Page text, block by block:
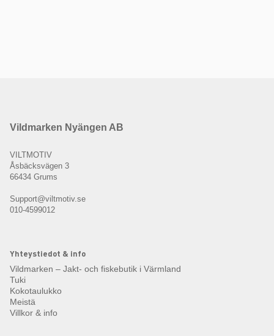
Vildmarken Nyängen AB
VILTMOTIV
Åsbäcksvägen 3
66434 Grums
Support@viltmotiv.se
010-4599012
Yhteystiedot & info
Vildmarken – Jakt- och fiskebutik i Värmland
Tuki
Kokotaulukko
Meistä
Villkor & info